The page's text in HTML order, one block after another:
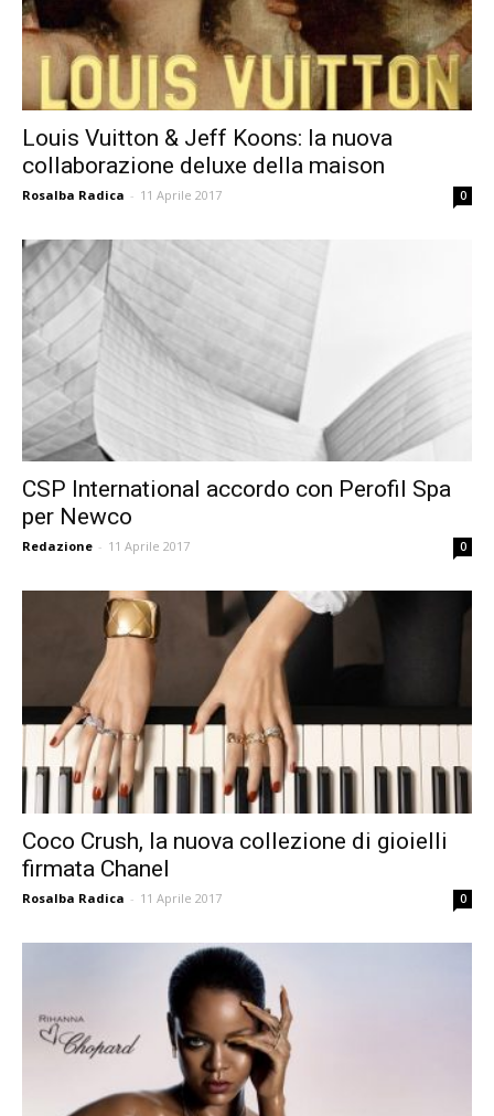
Louis Vuitton & Jeff Koons: la nuova
collaborazione deluxe della maison
Rosalba Radica - 11 Aprile 2017 0
CSP International accordo con Perofil Spa
per Newco
Redazione - 11 Aprile 2017 0
Coco Crush, la nuova collezione di gioielli
firmata Chanel
Rosalba Radica - 11 Aprile 2017 0